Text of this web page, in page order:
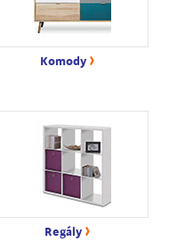
Komody ›
Regály ›